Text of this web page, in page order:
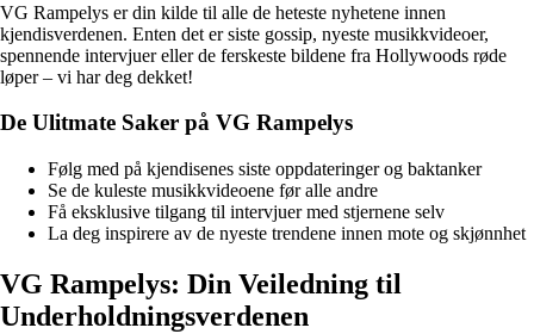
VG Rampelys er din kilde til alle de heteste nyhetene innen
kjendisverdenen. Enten det er siste gossip, nyeste musikkvideoer,
spennende intervjuer eller de ferskeste bildene fra Hollywoods røde
løper – vi har deg dekket!
De Ulitmate Saker på VG Rampelys
Følg med på kjendisenes siste oppdateringer og baktanker
Se de kuleste musikkvideoene før alle andre
Få eksklusive tilgang til intervjuer med stjernene selv
La deg inspirere av de nyeste trendene innen mote og skjønnhet
VG Rampelys: Din Veiledning til
Underholdningsverdenen